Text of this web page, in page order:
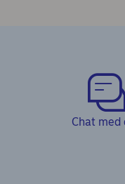
Chat med